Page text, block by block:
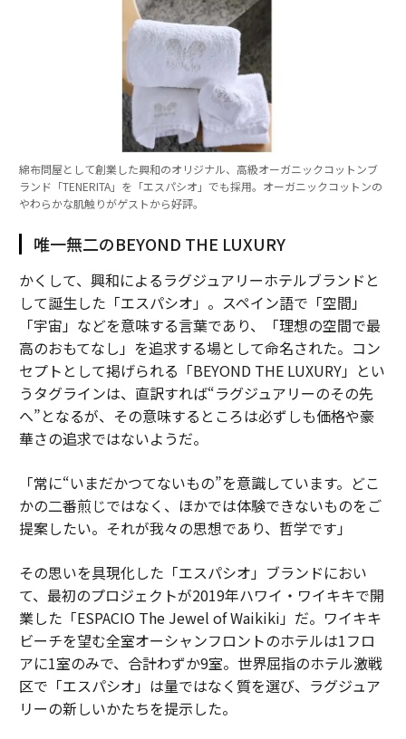
綿布問屋として創業した興和のオリジナル、高級オーガニックコットンブ
ランド「TENERITA」を「エスパシオ」でも採用。オーガニックコットンの
やわらかな肌触りがゲストから好評。
唯一無二のBEYOND THE LUXURY
かくして、興和によるラグジュアリーホテルブランドと
して誕生した「エスパシオ」。スペイン語で「空間」
「宇宙」などを意味する言葉であり、「理想の空間で最
高のおもてなし」を追求する場として命名された。コン
セプトとして掲げられる「BEYOND THE LUXURY」とい
うタグラインは、直訳すれば“ラグジュアリーのその先
へ”となるが、その意味するところは必ずしも価格や豪
華さの追求ではないようだ。
「常に“いまだかつてないもの”を意識しています。どこ
かの二番煎じではなく、ほかでは体験できないものをご
提案したい。それが我々の思想であり、哲学です」
その思いを具現化した「エスパシオ」ブランドにおい
て、最初のプロジェクトが2019年ハワイ・ワイキキで開
業した「ESPACIO The Jewel of Waikiki」だ。ワイキキ
ビーチを望む全室オーシャンフロントのホテルは1フロ
アに1室のみで、合計わずか9室。世界屈指のホテル激戦
区で「エスパシオ」は量ではなく質を選び、ラグジュア
リーの新しいかたちを提示した。